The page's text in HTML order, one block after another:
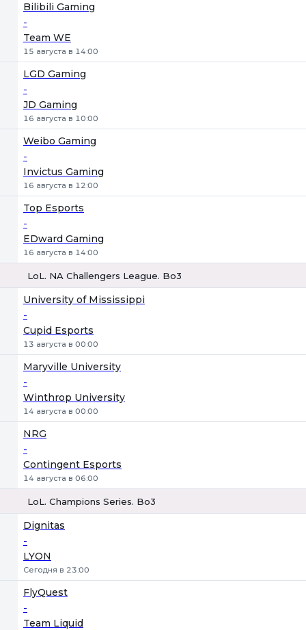
Bilibili Gaming
-
Team WE
15 августа в 14:00
LGD Gaming
-
JD Gaming
16 августа в 10:00
Weibo Gaming
-
Invictus Gaming
16 августа в 12:00
Top Esports
-
EDward Gaming
16 августа в 14:00
LoL. NA Challengers League. Bo3
University of Mississippi
-
Cupid Esports
13 августа в 00:00
Maryville University
-
Winthrop University
14 августа в 00:00
NRG
-
Contingent Esports
14 августа в 06:00
LoL. Champions Series. Bo3
Dignitas
-
LYON
Сегодня в 23:00
FlyQuest
-
Team Liquid